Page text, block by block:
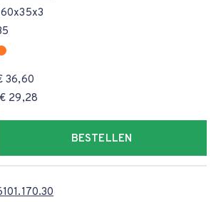
36,60
€ 29,28
BESTELLEN